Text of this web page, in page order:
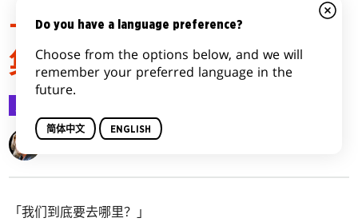
卡洛夫庄园谋杀案｜第六
集：灵光乍现
Seanan McGuire
「我们到底要去哪里？」
Do you have a language preference?
Choose from the options below, and we will
remember your preferred language in the
future.
简体中文 ENGLISH